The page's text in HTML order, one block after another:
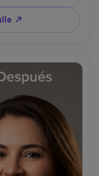
-ar 4:5
↗